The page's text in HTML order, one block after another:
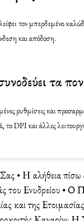
τον μπερδεμένο
και απόδοση.
τα
ρυθμίσεις και
DPI και άλλες
• Η αλήθεια
του Ενυδρείου • Ο
και της Ετοιμασίας